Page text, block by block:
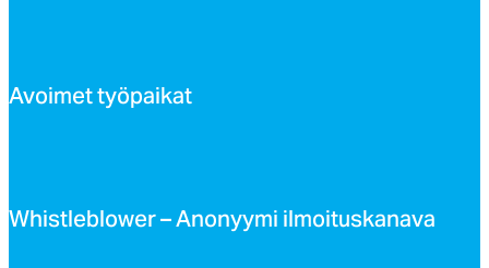
Avoi­met työ­pai­kat
Whist­leb­lo­wer – Ano­nyy­mi il­moi­tus­ka­na­va